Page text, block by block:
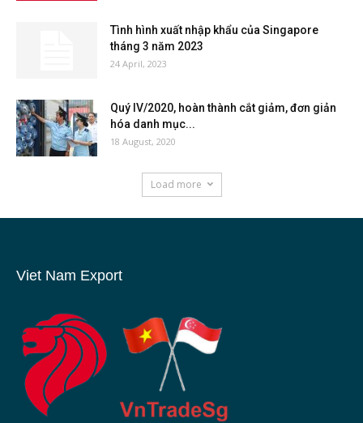
Tình hình xuất nhập khẩu của Singapore
tháng 3 năm 2023
24 April, 2023
Quý IV/2020, hoàn thành cắt giảm, đơn giản
hóa danh mục...
18 August, 2020
Load more
Viet Nam Export